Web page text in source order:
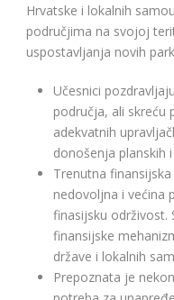
Hrvatske i lokalnih
područjima na svojoj
uspostavljanja novih
Učesnici
područja, ali skreću
adekvatnih
donošenja planskih
Trenutna
nedovoljna i većina
finasijsku održivost.
finansijske
države i lokalnih
Prepoznata je